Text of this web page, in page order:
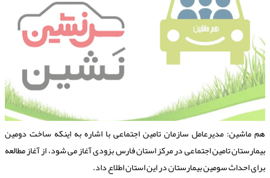
ماشین: مدیرعامل سازمان تامین اجتماعی با اشاره به اینكه ساخت دومین
تامین اجتماعی در مركز استان فارس بزودی آغاز می شود، از آغاز مطالعه
احداث سومین بیمارستان در این استان اطلاع داد.